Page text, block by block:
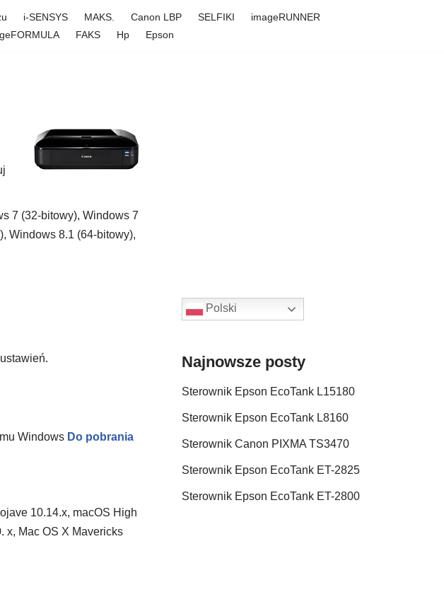
i-SENSYS MAKS. Canon LBP SELFIKI
imageRUNNER
FAKS Hp Epson
7 (32-bitowy), Windows 7
Windows 8.1 (64-bitowy),
Windows Do pobrania
10.14.x, macOS High
x, Mac OS X Mavericks
Polski
Najnowsze posty
Sterownik Epson EcoTank L15180
Sterownik Epson EcoTank L8160
Sterownik Canon PIXMA TS3470
Sterownik Epson EcoTank ET-2825
Sterownik Epson EcoTank ET-2800